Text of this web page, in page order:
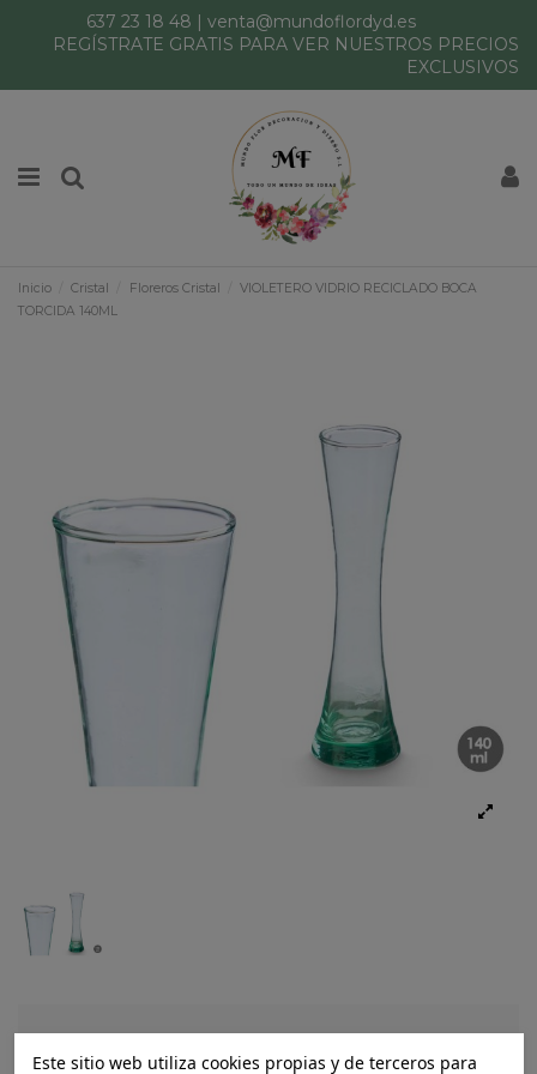
637 23 18 48 | venta@mundoflordyd.es
REGÍSTRATE GRATIS PARA VER NUESTROS PRECIOS
EXCLUSIVOS
Inicio Cristal Floreros Cristal
VIOLETERO VIDRIO RECICLADO BOCA
TORCIDA 140ML
Este sitio web utiliza cookies propias y de terceros para